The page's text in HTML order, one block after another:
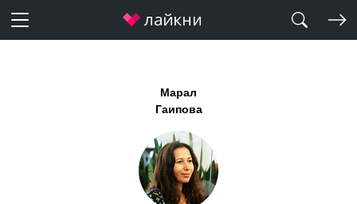
Марал
Гаипова